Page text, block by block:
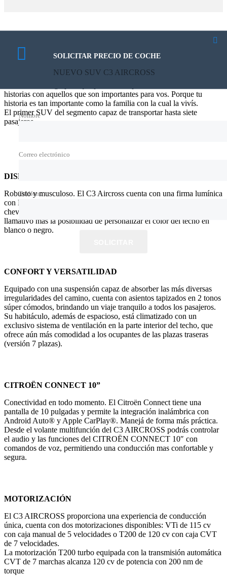
NUEVO SUV C3 AIRCROSS
Tu vida es una colección de innumerables historias. El nuevo C3
historias con aquellos que son importantes para vos. Porque tu
historia es tan importante como la familia con la cual la vivís.
El primer SUV del segmento capaz de transportar hasta siete
pasajeros.
DISEÑO EXTERIOR
Robusto y musculoso. El C3 Aircross cuenta con una firma lumínica
con DRL LED única en forma de Y que se complementa con el
chevron ubicado en la grilla central delantera. Un diseño atractivo y
llamativo más la posibilidad de personalizar el color del techo en
blanco o negro.
CONFORT Y VERSATILIDAD
Equipado con una suspensión capaz de absorber las más diversas
irregularidades del camino, cuenta con asientos tapizados en 2 tonos
súper cómodos, brindando un viaje tranquilo a todos los pasajeros.
Su habitáculo, además de espacioso, está climatizado con un
exclusivo sistema de ventilación en la parte interior del techo, que
ofrece aún más comodidad a los ocupantes de las plazas traseras
(versión 7 plazas).
CITROËN CONNECT 10”
Conectividad en todo momento. El Citroën Connect tiene una
pantalla de 10 pulgadas y permite la integración inalámbrica con
Android Auto® y Apple CarPlay®. Manejá de forma más práctica.
Desde el volante multifunción del C3 AIRCROSS podrás controlar
el audio y las funciones del CITROËN CONNECT 10″ con
comandos de voz, permitiendo una conducción mas confortable y
segura.
MOTORIZACIÓN
El C3 AIRCROSS proporciona una experiencia de conducción
única, cuenta con dos motorizaciones disponibles: VTi de 115 cv
con caja manual de 5 velocidades o T200 de 120 cv con caja CVT
de 7 velocidades.
La motorización T200 turbo equipada con la transmisión automática
CVT de 7 marchas alcanza 120 cv de potencia con 200 nm de
torque
SOLICITAR PRECIO DE COCHE
NUEVO SUV C3 AIRCROSS
Nombre
Correo electrónico
Teléfono